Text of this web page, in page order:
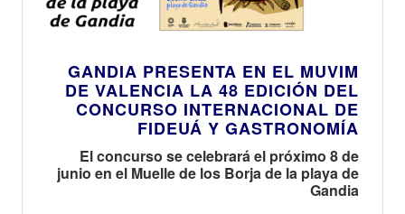
GANDIA PRESENTA EN EL MUVIM
DE VALENCIA LA 48 EDICIÓN DEL
CONCURSO INTERNACIONAL DE
FIDEUÁ Y GASTRONOMÍA
El concurso se celebrará el próximo 8 de
junio en el Muelle de los Borja de la playa de
Gandia